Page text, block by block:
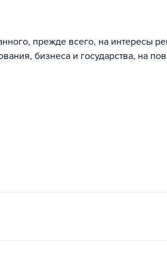
прежде всего, на интересы
бизнеса и государства, на